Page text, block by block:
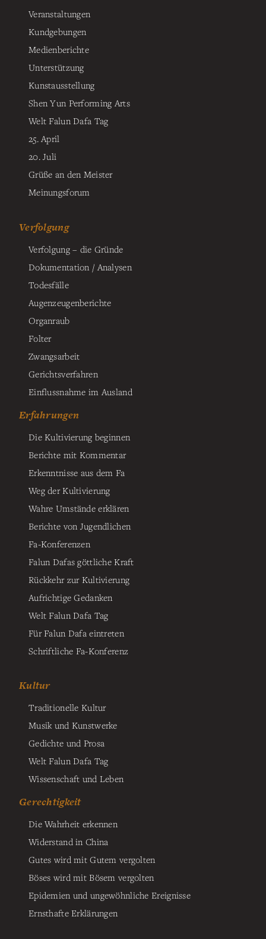
Veranstaltungen
Kundgebungen
Medienberichte
Unterstützung
Kunstausstellung
Shen Yun Performing Arts
Welt Falun Dafa Tag
25. April
20. Juli
Grüße an den Meister
Meinungsforum
Verfolgung
Verfolgung – die Gründe
Dokumentation / Analysen
Todesfälle
Augenzeugenberichte
Organraub
Folter
Zwangsarbeit
Gerichtsverfahren
Einflussnahme im Ausland
Erfahrungen
Die Kultivierung beginnen
Berichte mit Kommentar
Erkenntnisse aus dem Fa
Weg der Kultivierung
Wahre Umstände erklären
Berichte von Jugendlichen
Fa-Konferenzen
Falun Dafas göttliche Kraft
Rückkehr zur Kultivierung
Aufrichtige Gedanken
Welt Falun Dafa Tag
Für Falun Dafa eintreten
Schriftliche Fa-Konferenz
Kultur
Traditionelle Kultur
Musik und Kunstwerke
Gedichte und Prosa
Welt Falun Dafa Tag
Wissenschaft und Leben
Gerechtigkeit
Die Wahrheit erkennen
Widerstand in China
Gutes wird mit Gutem vergolten
Böses wird mit Bösem vergolten
Epidemien und ungewöhnliche Ereignisse
Ernsthafte Erklärungen